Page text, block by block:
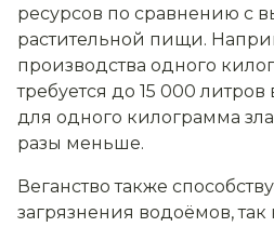
ресурсов по сравнению с
растительной пищи.
производства одного
требуется до 15 000
для одного килограмма
разы меньше.
Веганство также
загрязнения водоёмов, так